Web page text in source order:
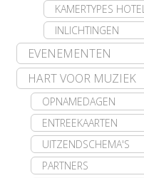
KAMERTYPES
INLICHTINGEN
EVENEMENTEN
HART VOOR MUZIEK
OPNAMEDAGEN
ENTREEKAARTEN
UITZENDSCHEMA'S
PARTNERS